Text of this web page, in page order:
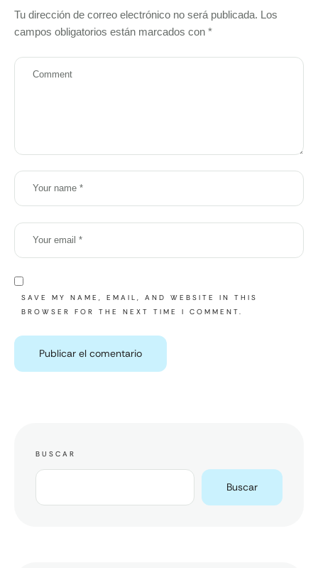
Tu dirección de correo electrónico no será publicada. Los
campos obligatorios están marcados con *
SAVE MY NAME, EMAIL, AND WEBSITE IN THIS
BROWSER FOR THE NEXT TIME I COMMENT.
BUSCAR
Buscar